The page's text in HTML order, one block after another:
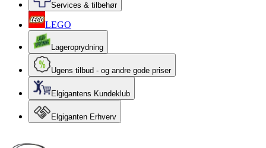
Services & tilbehør
LEGO
Lageroprydning
Ugens tilbud - og andre gode priser
Elgigantens Kundeklub
Elgiganten Erhverv